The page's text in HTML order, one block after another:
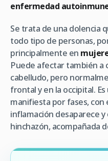
enfermedad
Se trata de una dolencia
todo tipo de personas,
principalmente en
Puede afectar también a
cabelludo, pero
frontal y en la occipital.
manifiesta por fases, con
inflamación desaparece
hinchazón, acompañada